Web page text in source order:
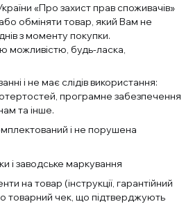
«Про захист прав споживачів»
обміняти товар, який Вам не
з моменту покупки.
можливістю, будь-ласка,
і не має слідів використання:
програмне забезпечення
та інше.
і не порушена
і заводське маркування
на товар (інструкції, гарантійний
товарний чек, що підтверджують